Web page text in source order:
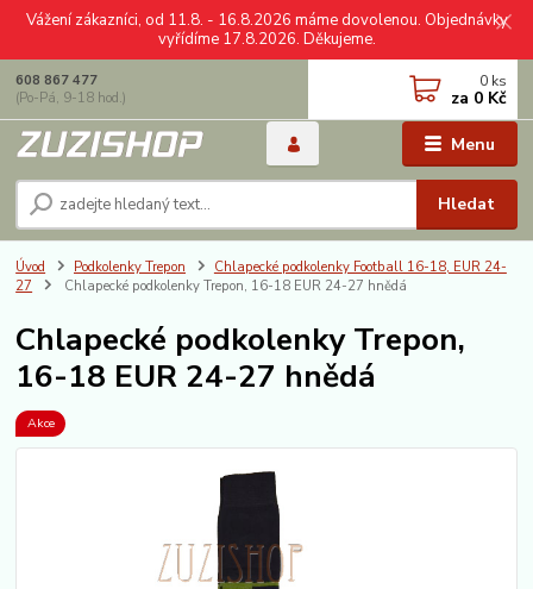
Vážení zákazníci, od 11.8. - 16.8.2026 máme dovolenou. Objednávky
vyřídíme 17.8.2026. Děkujeme.
Menu
Hledat
608 867 477
(Po-Pá, 9-18 hod.)
0 ks
za 0 Kč
Úvod Podkolenky Trepon
Chlapecké podkolenky Football 16-18, EUR 24-
27
Chlapecké podkolenky Trepon, 16-18 EUR 24-27 hnědá
Chlapecké podkolenky Trepon,
16-18 EUR 24-27 hnědá
Akce